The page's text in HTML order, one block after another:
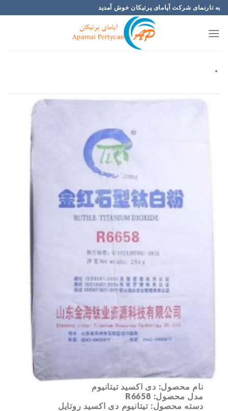
Skip
content
به تارنمای شرکت آپامای پرتیکان خوش آمدید
نام محصول: دی اکسید تیتانیوم
مدل محصول: R6658
دسته محصول: تیتانیوم دی اکسید روتایل